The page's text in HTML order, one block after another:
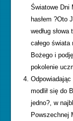
Światowe Dni
hasłem ?Oto
według
całego
Bożego i
pokolenie
modlił się do
jedno?, w
Powszechnej